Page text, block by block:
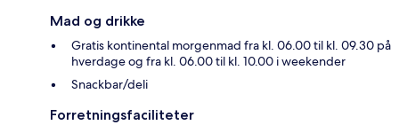
Mad og drikke
Gratis kontinental morgenmad fra kl. 06.00 til kl. 09.30 på
hverdage og fra kl. 06.00 til kl. 10.00 i weekender
Snackbar/deli
Forretningsfaciliteter